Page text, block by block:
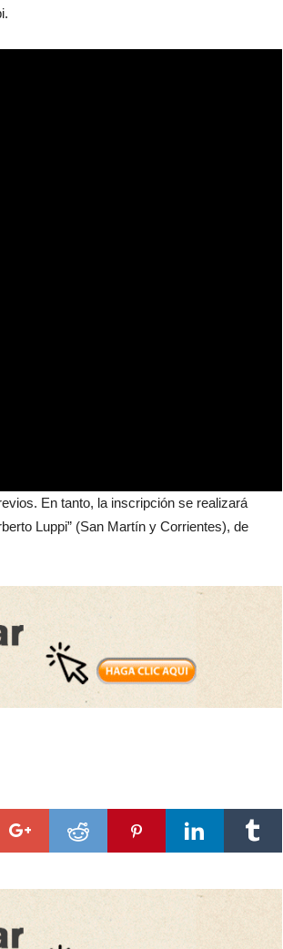
En tanto, la inscripción se realizará
Luppi” (San Martín y Corrientes), de